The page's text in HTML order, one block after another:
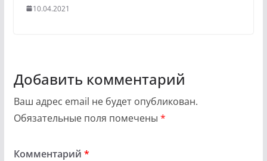
10.04.2021
Добавить комментарий
Ваш адрес email не будет опубликован.
Обязательные поля помечены *
Комментарий *